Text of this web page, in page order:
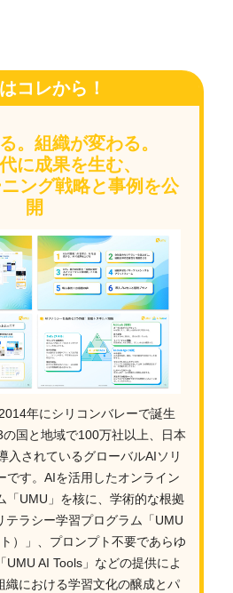
コレから！
。組織が変わる。
に成果を生む、
ング戦略と事例を公
開
年にシリコンバレーで誕生
国と地域で100万社以上、日本
入されているグローバルAIソリ
です。AIを活用したオンライン
「UMU」を核に、学術的な根拠
テラシー学習プログラム「UMU
）」、プロンプト不要であらゆ
UMU AI Tools」などの提供によ
織における学習文化の醸成とパ